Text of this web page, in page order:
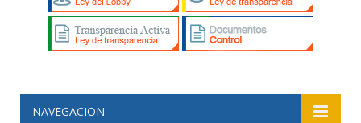
NAVEGACION